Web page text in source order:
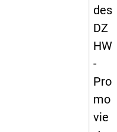
des
DZ
HW
-
Pro
mo
vie